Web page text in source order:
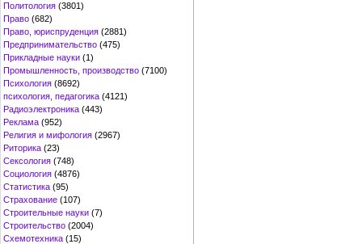
Политология (3801)
Право (682)
Право, юриспруденция (2881)
Предпринимательство (475)
Прикладные науки (1)
Промышленность, производство (7100)
Психология (8692)
психология, педагогика (4121)
Радиоэлектроника (443)
Реклама (952)
Религия и мифология (2967)
Риторика (23)
Сексология (748)
Социология (4876)
Статистика (95)
Страхование (107)
Строительные науки (7)
Строительство (2004)
Схемотехника (15)